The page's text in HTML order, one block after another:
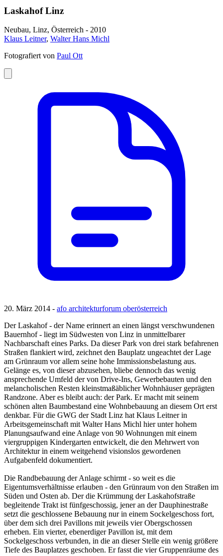
Laskahof Linz
Neubau, Linz, Österreich - 2010
Klaus Leitner, Walter Hans Michl
Fotografiert von Paul Ott
20. März 2014 - afo architekturforum oberösterreich
Der Laskahof - der Name erinnert an einen längst verschwundenen
Bauernhof - liegt im Südwesten von Linz in unmittelbarer
Nachbarschaft eines Parks. Da dieser Park von drei stark befahrenen
Straßen flankiert wird, zeichnet den Bauplatz ungeachtet der Lage
am Grünraum vor allem seine hohe Immissionsbelastung aus.
Gelänge es, von dieser abzusehen, bliebe dennoch das wenig
ansprechende Umfeld der von Drive-Ins, Gewerbebauten und den
melancholischen Resten kleinstmaßäblicher Wohnhäuser geprägten
Randzone. Aber es bleibt auch: der Park. Er macht mit seinem
schönen alten Baumbestand eine Wohnbebauung an diesem Ort erst
denkbar. Für die GWG der Stadt Linz hat Klaus Leitner in
Arbeitsgemeinschaft mit Walter Hans Michl hier unter hohem
Planungsaufwand eine Anlage von 90 Wohnungen mit einem
viergruppigen Kindergarten entwickelt, die den Mehrwert von
Architektur in einem weitgehend visionslos gewordenen
Aufgabenfeld dokumentiert.
Die Randbebauung der Anlage schirmt - so weit es die
Eigentumsverhältnisse erlauben - den Grünraum von den Straßen im
Süden und Osten ab. Der die Krümmung der Laskahofstraße
begleitende Trakt ist fünfgeschossig, jener an der Dauphinestraße
setzt die geschlossene Bebauung nur in einem Sockelgeschoss fort,
über dem sich drei Pavillons mit jeweils vier Obergschossen
erheben. Ein vierter, ebenerdiger Pavillon ist, mit dem
Sockelgeschoss verbunden, in die an dieser Stelle ein wenig größere
Tiefe des Bauplatzes geschoben. Er fasst die vier Gruppenräume des